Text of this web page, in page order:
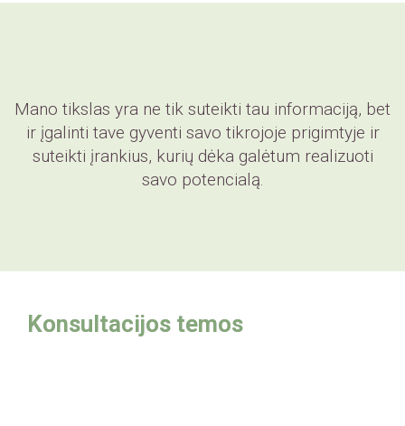
Mano tikslas yra ne tik suteikti tau informaciją, bet
ir įgalinti tave gyventi savo tikrojoje prigimtyje ir
suteikti įrankius, kurių dėka galėtum realizuoti
savo potencialą.
Konsultacijos temos